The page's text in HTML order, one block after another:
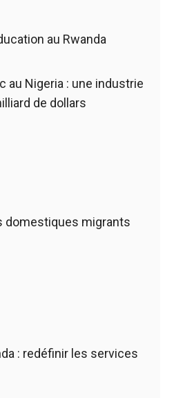
au Rwanda
au Nigeria : une industrie
de dollars
domestiques migrants
: redéfinir les services